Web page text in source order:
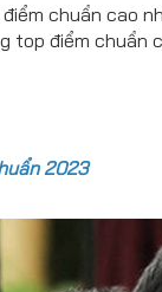
chuẩn cao
top điểm
2023